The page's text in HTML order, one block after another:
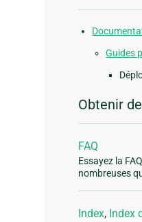
Guides
Obtenir
FAQ
Essayez la
nombreuses
Index, Index